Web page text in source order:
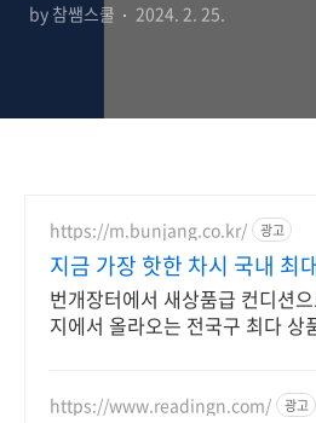
by 참쌤스쿨 2024. 2. 25.
https://m.bunjang.co.kr/ 광고
지금 가장 핫한 차시 국내 최
번개장터에서 새상품급 컨디션
지에서 올라오는 전국구 최다
https://www.readingn.com/ 광고